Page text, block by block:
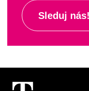
Sleduj nás!